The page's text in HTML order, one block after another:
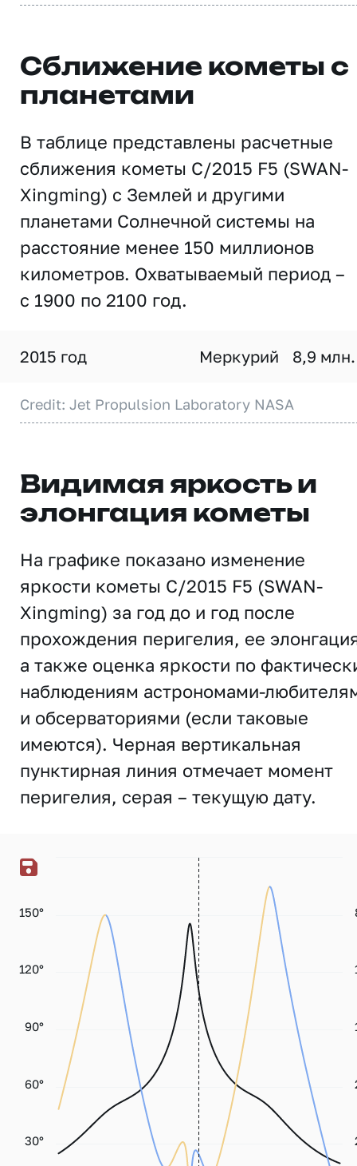
Сближение кометы с
планетами
В таблице представлены расчетные
сближения кометы C/2015 F5 (SWAN-
Xingming) с Землей и другими
планетами Солнечной системы на
расстояние менее 150 миллионов
километров. Охватываемый период –
с 1900 по 2100 год.
2015 год Меркурий 8,9
Credit: Jet Propulsion Laboratory NASA
Видимая яркость и
элонгация кометы
На графике показано изменение
яркости кометы C/2015 F5 (SWAN-
Xingming) за год до и год после
прохождения перигелия, ее
а также оценка яркости по
наблюдениям астрономами-
и обсерваториями (если таковые
имеются). Черная вертикальная
пунктирная линия отмечает момент
перигелия, серая – текущую дату.
30°
60°
90°
120°
150°